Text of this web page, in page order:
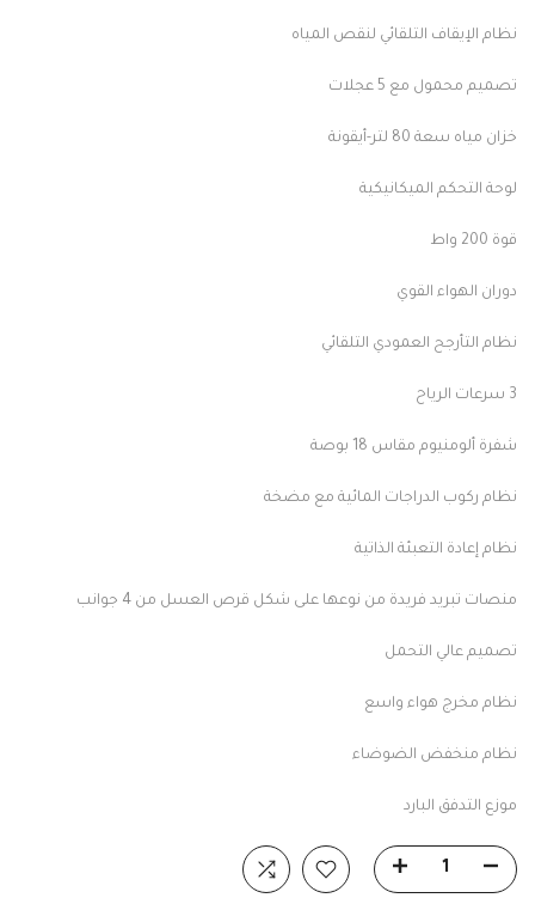
نظام الإيقاف التلقائي لنقص المياه
تصميم محمول مع 5 عجلات
خزان مياه سعة 80 لتر-أيقونة
لوحة التحكم الميكانيكية
قوة 200 واط
دوران الهواء القوي
نظام التأرجح العمودي التلقائي
3 سرعات الرياح
شفرة ألومنيوم مقاس 18 بوصة
نظام ركوب الدراجات المائية مع مضخة
نظام إعادة التعبئة الذاتية
منصات تبريد فريدة من نوعها على شكل قرص العسل من 4 جوانب
تصميم عالي التحمل
نظام مخرج هواء واسع
نظام منخفض الضوضاء
موزع التدفق البارد